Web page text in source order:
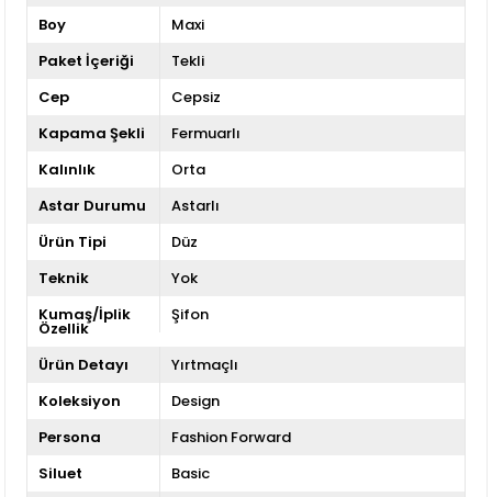
Boy
Maxi
Paket İçeriği
Tekli
Cep
Cepsiz
Kapama Şekli
Fermuarlı
Kalınlık
Orta
Astar Durumu
Astarlı
Ürün Tipi
Düz
Teknik
Yok
Kumaş/İplik
Özellik
Şifon
Ürün Detayı
Yırtmaçlı
Koleksiyon
Design
Persona
Fashion Forward
Siluet
Basic